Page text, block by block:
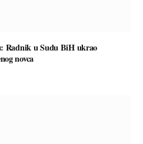
Radnik u Sudu BiH ukrao
novca